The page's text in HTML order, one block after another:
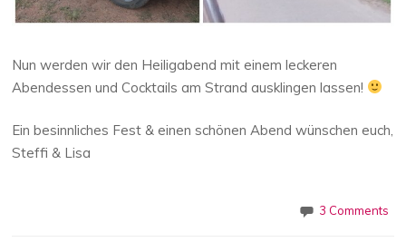
Nun werden wir den Heiligabend mit einem leckeren
Abendessen und Cocktails am Strand ausklingen lassen!
Ein besinnliches Fest & einen schönen Abend wünschen euch,
Steffi & Lisa
3 Comments